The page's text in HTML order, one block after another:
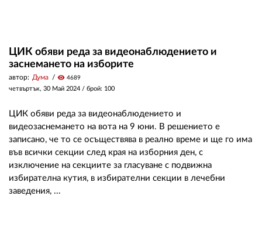
ЦИК обяви реда за видеонаблюдението и
заснемането на изборите
автор: Дума visibility 4689
четвъртък, 30 Май 2024 / брой: 100
ЦИК обяви реда за видеонаблюдението и
видеозаснемането на вота на 9 юни. В решението е
записано, че то се осъществява в реално време и ще го има
във всички секции след края на изборния ден, с
изключение на секциите за гласуване с подвижна
избирателна кутия, в избирателни секции в лечебни
заведения, ...